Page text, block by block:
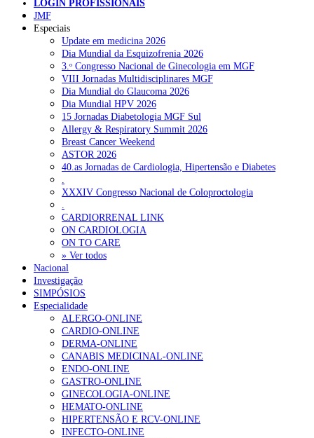
NOTÍCIAS RECENTES
Quase 11.900 jovens recorreram aos cheques psicólogo e
nutricionista no primeiro mês 7 de Agosto, 2026
ULS de Coimbra estreia cirurgia endoscópica do ouvido com
apoio robótico em Portugal 7 de Agosto, 2026
Enfermeiros exigem esclarecimentos sobre eventual gestão
privada da ULS do Algarve
Ordem dos Médicos alerta para riscos no novo sistema de acesso
a consultas e cirurgias 7 de Agosto, 2026
Portugal está a formar os médicos de que precisa?
2026
NOTÍCIAS MAIS LIDAS
Enfermagem Forense. “Da urgência ao tribunal, cada
gesto conta e cada profissional faz a diferença”
203 visualizações
1.º Episódio do Podcast “Frequência Cardio – Sintoniza-
te na Insuficiência Cardíaca” da Bayer
202 visualizações
LOGIN PROFISSIONAIS
JMF
Especiais
Update em medicina 2026
Dia Mundial da Esquizofrenia 2026
3.ᵒ Congresso Nacional de Ginecologia em MGF
VIII Jornadas Multidisciplinares MGF
Dia Mundial do Glaucoma 2026
Dia Mundial HPV 2026
15 Jornadas Diabetologia MGF Sul
Allergy & Respiratory Summit 2026
Breast Cancer Weekend
ASTOR 2026
40.as Jornadas de Cardiologia, Hipertensão e Diabetes
.
XXXIV Congresso Nacional de Coloproctologia
.
CARDIORRENAL LINK
ON CARDIOLOGIA
ON TO CARE
» Ver todos
Nacional
Investigação
SIMPÓSIOS
Especialidade
ALERGO-ONLINE
CARDIO-ONLINE
DERMA-ONLINE
CANABIS MEDICINAL-ONLINE
ENDO-ONLINE
GASTRO-ONLINE
GINECOLOGIA-ONLINE
HEMATO-ONLINE
HIPERTENSÃO E RCV-ONLINE
INFECTO-ONLINE